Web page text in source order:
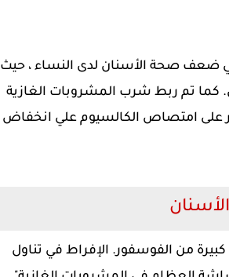
ضعف صحة الأسنان لدى النساء ، حيث
تم ربط شرب المشروبات الغازية
على امتصاص الكالسيوم علي انخفاض
من الفوسفور. الإفراط في تناول